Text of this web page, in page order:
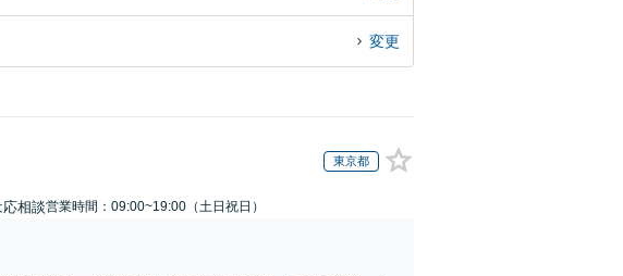
変更
東京都
相談営業時間：09:00~19:00（土日祝日）